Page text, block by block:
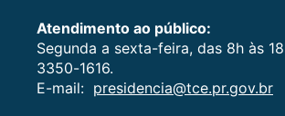
Atendimento ao público:
Segunda a sexta-feira, das 8h às
3350-1616.
E-mail: presidencia@tce.pr.gov.br